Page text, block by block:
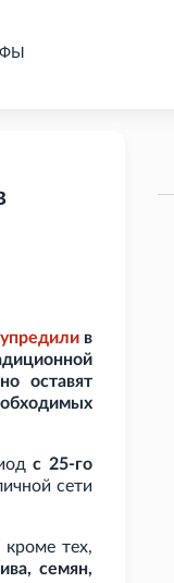
в
оставят
с 25-го
сети
тех,
семян,